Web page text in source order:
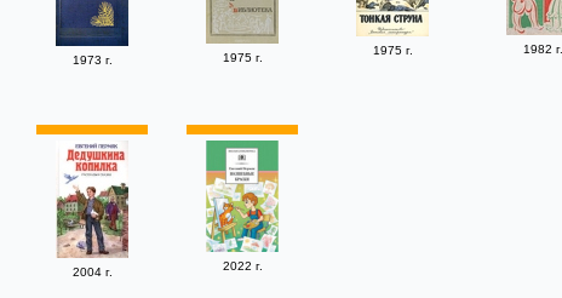
1973 г.
1975 г.
1975 г. 1982 г.
2004 г. 2022 г.